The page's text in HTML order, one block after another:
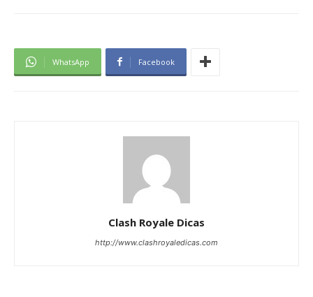
WhatsApp Facebook
Clash Royale Dicas
http://www.clashroyaledicas.com